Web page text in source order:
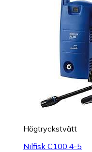
Högtryckstvätt
Nilfisk C100.4-5